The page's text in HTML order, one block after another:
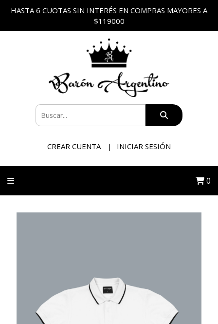
HASTA 6 CUOTAS SIN INTERÉS EN COMPRAS MAYORES A
$119000
CREAR CUENTA INICIAR SESIÓN
0